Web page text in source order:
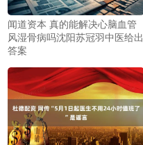
闻道资本 真的能解决心脑血管
风湿骨病吗沈阳苏冠羽中医给出
答案